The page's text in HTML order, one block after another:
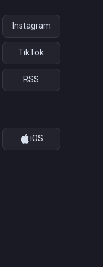
Instagram
TikTok
RSS
iOS